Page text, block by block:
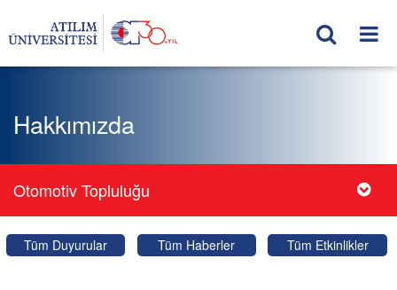
Hakkımızda
Otomotiv Topluluğu
Tüm Duyurular Tüm Haberler Tüm Etkinlikler